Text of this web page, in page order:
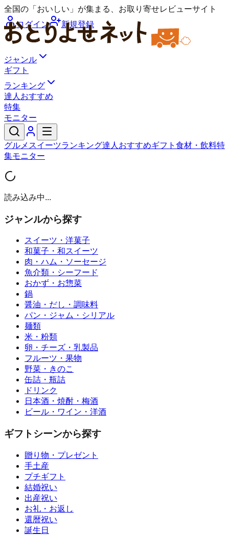
全国の「おいしい」が集まる、お取り寄せレビューサイト
ログイン
新規登録
ジャンル
ギフト
ランキング
達人おすすめ
特集
モニター
グルメ スイーツランキング達人おすすめギフト 食材・飲料特
集モニター
読み込み中...
ジャンルから探す
スイーツ・洋菓子
和菓子・和スイーツ
肉・ハム・ソーセージ
魚介類・シーフード
おかず・お惣菜
鍋
醤油・だし・調味料
パン・ジャム・シリアル
麺類
米・粉類
卵・チーズ・乳製品
フルーツ・果物
野菜・きのこ
缶詰・瓶詰
ドリンク
日本酒・焼酎・梅酒
ビール・ワイン・洋酒
ギフトシーンから探す
贈り物・プレゼント
手土産
プチギフト
結婚祝い
出産祝い
お礼・お返し
還暦祝い
誕生日